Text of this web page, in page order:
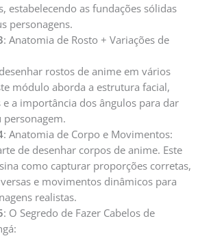
estabelecendo as fundações sólidas
personagens.
: Anatomia de Rosto + Variações de
rostos de anime em vários
módulo aborda a estrutura facial,
e a importância dos ângulos para dar
personagem.
: Anatomia de Corpo e Movimentos:
de desenhar corpos de anime. Este
como capturar proporções corretas,
e movimentos dinâmicos para
realistas.
: O Segredo de Fazer Cabelos de